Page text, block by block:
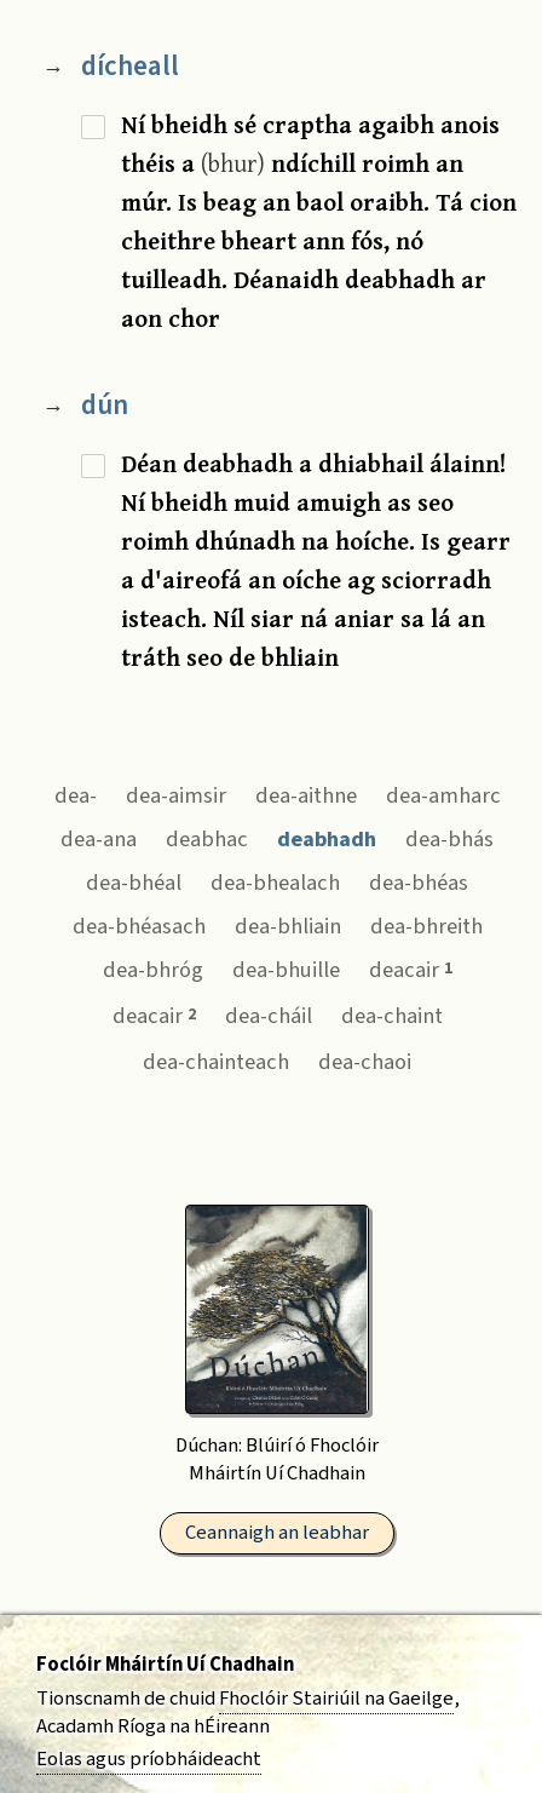
→ dícheall
Ní bheidh sé craptha agaibh anois
théis a(bhur)ndíchill roimh an
múr. Is beag an baol oraibh. Tá cion
cheithre bheart ann fós, nó
tuilleadh. Déanaidh deabhadh ar
aon chor
→ dún
Déan deabhadh a dhiabhail álainn!
Ní bheidh muid amuigh as seo
roimh dhúnadh na hoíche. Is gearr
a d'aireofá an oíche ag sciorradh
isteach. Níl siar ná aniar sa lá an
tráth seo de bhliain
dea- dea-aimsir dea-aithne
dea-amharc
dea-ana
deabhac deabhadh
dea-bhás
dea-bhéal
dea-bhealach
dea-bhéas
dea-bhéasach
dea-bhliain
dea-bhreith
dea-bhróg
dea-bhuille deacair 1
deacair 2 dea-cháil
dea-chaint
dea-chainteach
dea-chaoi
Dúchan: Blúirí ó Fhoclóir
Mháirtín Uí Chadhain
Ceannaigh an leabhar
Foclóir Mháirtín Uí Chadhain
Tionscnamh de chuidFhoclóir Stairiúil na Gaeilge,
Acadamh Ríoga na hÉireann
Eolas agus príobháideacht